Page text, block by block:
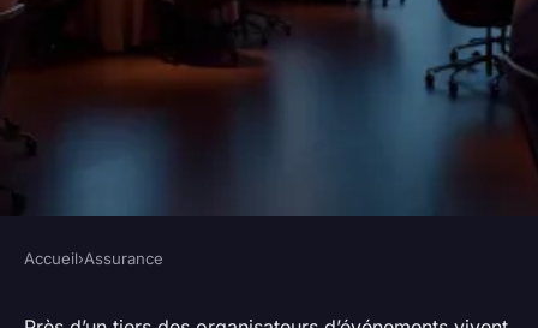
Accueil›Assurance